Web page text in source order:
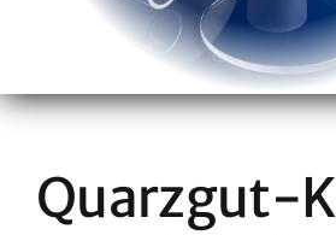
Quarzgut-